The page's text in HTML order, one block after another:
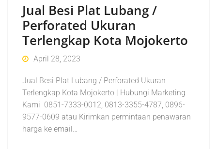
Jual Besi Plat Lubang /
Perforated Ukuran
Terlengkap Kota Mojokerto
April 28, 2023
Jual Besi Plat Lubang / Perforated Ukuran
Terlengkap Kota Mojokerto | Hubungi Marketing
Kami 0851-7333-0012, 0813-3355-4787, 0896-
9577-0609 atau Kirimkan permintaan penawaran
harga ke email…